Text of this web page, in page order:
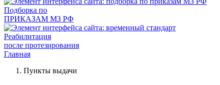
Подборка по
ПРИКАЗАМ МЗ РФ
Реабилитация
после протезирования
Главная
Пункты выдачи